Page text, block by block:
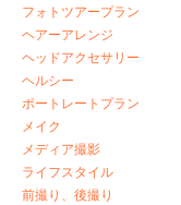
フォトツアープラン
ヘアーアレンジ
ヘッドアクセサリー
ヘルシー
ポートレートプラン
メイク
メディア撮影
ライフスタイル
前撮り、後撮り